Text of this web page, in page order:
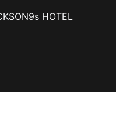
HOTEL